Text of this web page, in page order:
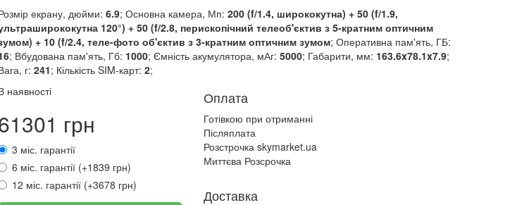
екрану, дюйми: 6.9; Основна камера, Мп: 200 (f/1.4, ширококутна) + 50 (f/1.9,
120°) + 50 (f/2.8, перископічний телеоб'єктив з 5-кратним оптичним
+ 10 (f/2.4, теле-фото об'єктив з 3-кратним оптичним зумом; Оперативна пам'ять, ГБ:
; Вбудована пам'ять, Гб: 1000; Ємність акумулятора, мАг: 5000; Габарити, мм: 163.6x78.1x7.9;
г: 241; Кількість SIM-карт: 2;
наявності
грн
3 міс. гарантії
6 міс. гарантії (+1839 грн)
12 міс. гарантії (+3678 грн)
Оплата
Готівкою при отриманні
Післяплата
Розстрочка skymarket.ua
Миттєва Розсрочка
Доставка